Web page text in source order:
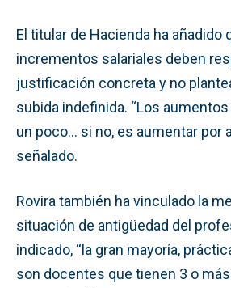
El titular de Hacienda ha añadido
incrementos salariales deben
justificación concreta y no
subida indefinida. “Los
un poco… si no, es aumentar por
señalado.
Rovira también ha vinculado la
situación de antigüedad del
indicado, “la gran mayoría,
son docentes que tienen 3 o